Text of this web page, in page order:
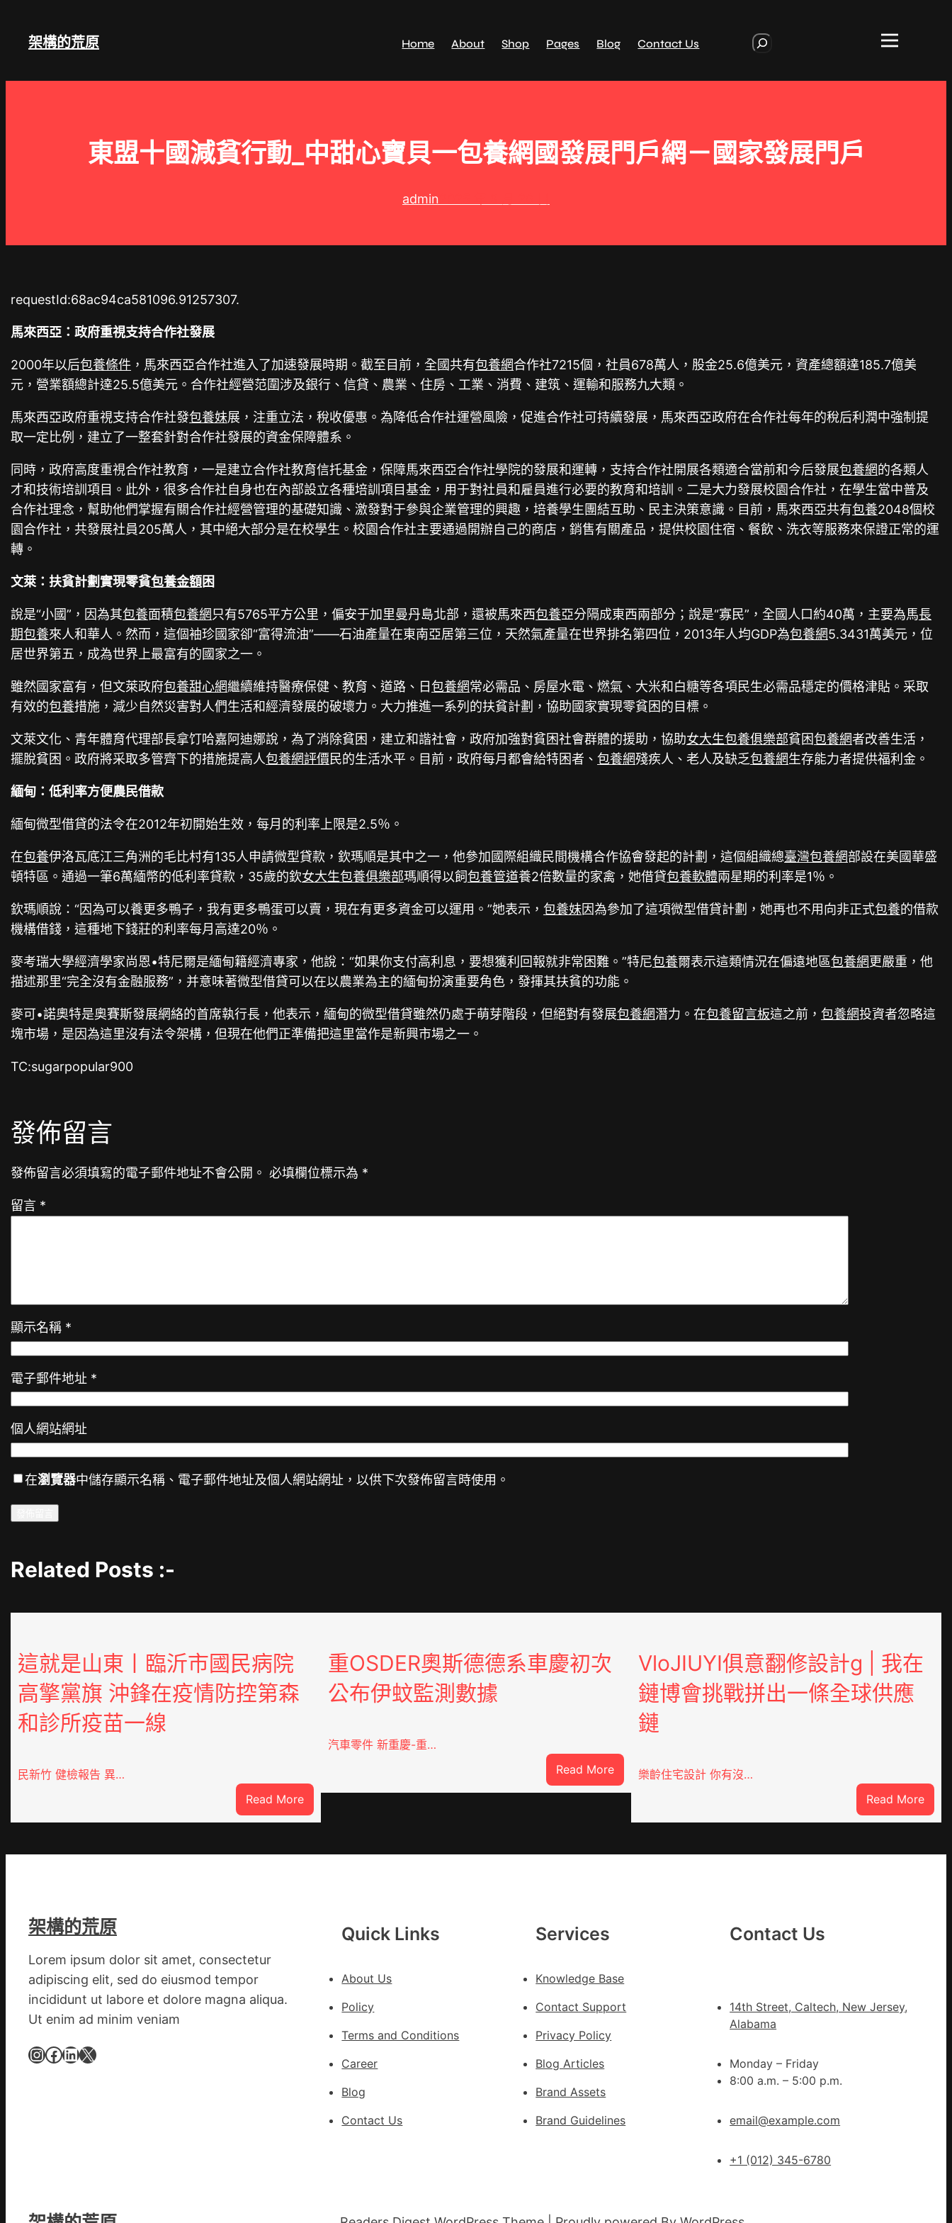
架構的荒原 Home About Shop Pages Blog Contact Us
r
東盟十國減貧行動_中甜心寶貝一包養網國發展門戶網－國家發展門戶
admin
requestId:68ac94ca581096.91257307.
馬來西亞：政府重視支持合作社發展
2000年以后包養條件 ，馬來西亞合作社進入了加速發展時期。截至目前，全國共有包養網合作社7215個，社員678萬人，股金25.6億美元，資產總額達185.7億美
元，營業額總計達25.5億美元。合作社經營范圍涉及銀行、信貸、農業、住房、工業、消費、建筑、運輸和服務九大類。
馬來西亞政府重視支持合作社發包養妹展，注重立法，稅收優惠。為降低合作社運營風險，促進合作社可持續發展，馬來西亞政府在合作社每年的稅后利潤中強制提
取一定比例，建立了一整套針對合作社發展的資金保障體系。
同時，政府高度重視合作社教育，一是建立合作社教育信托基金，保障馬來西亞合作社學院的發展和運轉，支持合作社開展各類適合當前和今后發展包養網的各類人
才和技術培訓項目。此外，很多合作社自身也在內部設立各種培訓項目基金，用于對社員和雇員進行必要的教育和培訓。二是大力發展校園合作社，在學生當中普及
合作社理念，幫助他們掌握有關合作社經營管理的基礎知識、激發對于參與企業管理的興趣，培養學生團結互助、民主決策意識。目前，馬來西亞共有包養2048個校
園合作社，共發展社員205萬人，其中絕大部分是在校學生。校園合作社主要通過開辦自己的商店，銷售有關產品，提供校園住宿、餐飲、洗衣等服務來保證正常的運
轉。
文萊：扶貧計劃實現零貧包養金額困
說是“小國”，因為其包養面積包養網只有5765平方公里，偏安于加里曼丹島北部，還被馬來西包養亞分隔成東西兩部分；說是“寡民”，全國人口約40萬，主要為馬長
期包養來人和華人。然而，這個袖珍國家卻“富得流油”——石油產量在東南亞居第三位，天然氣產量在世界排名第四位，2013年人均GDP為包養網5.3431萬美元，位
居世界第五，成為世界上最富有的國家之一。
雖然國家富有，但文萊政府包養甜心網繼續維持醫療保健、教育、道路、日包養網常必需品、房屋水電、燃氣、大米和白糖等各項民生必需品穩定的價格津貼。采取
有效的包養措施，減少自然災害對人們生活和經濟發展的破壞力。大力推進一系列的扶貧計劃，協助國家實現零貧困的目標。
文萊文化、青年體育代理部長拿饤哈嘉阿迪娜說，為了消除貧困，建立和諧社會，政府加強對貧困社會群體的援助，協助女大生包養俱樂部貧困包養網者改善生活，
擺脫貧困。政府將采取多管齊下的措施提高人包養網評價民的生活水平。目前，政府每月都會給特困者、包養網殘疾人、老人及缺乏包養網生存能力者提供福利金。
緬甸：低利率方便農民借款
緬甸微型借貸的法令在2012年初開始生效，每月的利率上限是2.5％。
在包養伊洛瓦底江三角洲的毛比村有135人申請微型貸款，欽瑪順是其中之一，他參加國際組織民間機構合作協會發起的計劃，這個組織總臺灣包養網部設在美國華盛
頓特區。通過一筆6萬緬幣的低利率貸款，35歲的欽女大生包養俱樂部瑪順得以飼包養管道養2倍數量的家禽，她借貸包養軟體兩星期的利率是1％。
欽瑪順說：“因為可以養更多鴨子，我有更多鴨蛋可以賣，現在有更多資金可以運用。”她表示，包養妹因為參加了這項微型借貸計劃，她再也不用向非正式包養的借款
機構借錢，這種地下錢莊的利率每月高達20％。
麥考瑞大學經濟學家尚恩•特尼爾是緬甸籍經濟專家，他說：“如果你支付高利息，要想獲利回報就非常困難。”特尼包養爾表示這類情況在偏遠地區包養網更嚴重，他
描述那里“完全沒有金融服務”，并意味著微型借貸可以在以農業為主的緬甸扮演重要角色，發揮其扶貧的功能。
麥可•諾奧特是奧賽斯發展網絡的首席執行長，他表示，緬甸的微型借貸雖然仍處于萌芽階段，但絕對有發展包養網潛力。在包養留言板這之前，包養網投資者忽略這
塊市場，是因為這里沒有法令架構，但現在他們正準備把這里當作是新興市場之一。
TC:sugarpopular900
發佈留言
發佈留言必須填寫的電子郵件地址不會公開。 必填欄位標示為 *
留言 *
顯示名稱 *
電子郵件地址 *
個人網站網址
在瀏覽器中儲存顯示名稱、電子郵件地址及個人網站網址，以供下次發佈留言時使用。
Related Posts :-
這就是山東丨臨沂市國民病院
高擎黨旗 沖鋒在疫情防控第森
和診所疫苗一線
民新竹 健檢報告 異…
Read More:
這
是
重OSDER奧斯德德系車慶初次
公布伊蚊監測數據
汽車零件 新重慶-重…
Read More:
重
德
公
伊
VloJIUYI俱意翻修設計g | 我在
鏈博會挑戰拼出一條全球供應
鏈
樂齡住宅設計 你有沒…
Read More:
意
架構的荒原
Lorem ipsum dolor sit amet, consectetur
adipiscing elit, sed do eiusmod tempor
incididunt ut labore et dolore magna aliqua.
Ut enim ad minim veniam
InstagramFacebook LinkedIn X
Quick Links
About Us
Policy
Terms and Conditions
Career
Blog
Contact Us
Services
Knowledge Base
Contact Support
Privacy Policy
Blog Articles
Brand Assets
Brand Guidelines
Contact Us
14th Street, Caltech, New Jersey,
Alabama
Monday – Friday
8:00 a.m. – 5:00 p.m.
email@example.com
+1 (012) 345-6780